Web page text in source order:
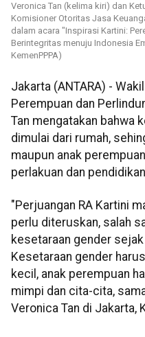
Veronica Tan (kelima kiri) dan
Komisioner Otoritas Jasa
dalam acara "Inspirasi Kartini:
Berintegritas menuju Indonesia
KemenPPPA)
Jakarta (ANTARA) -
Perempuan dan
Tan mengatakan bahwa
dimulai dari rumah,
maupun anak
perlakuan dan
"Perjuangan RA Kartini
perlu diteruskan, salah
kesetaraan gender
Kesetaraan gender
kecil, anak perempuan
mimpi dan cita-cita,
Veronica Tan di Jakarta,